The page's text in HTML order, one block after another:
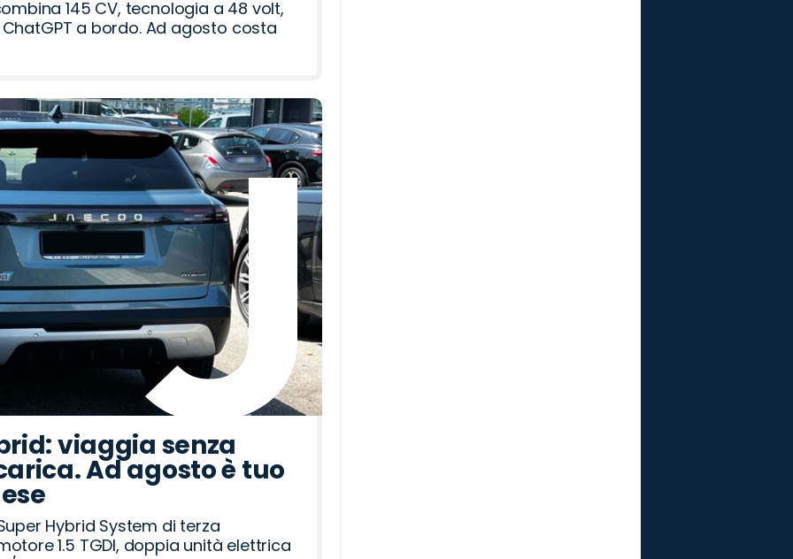
145 CV, tecnologia a 48 volt,
a bordo. Ad agosto costa
viaggia senza
Ad agosto è tuo
Hybrid System di terza
1.5 TGDI, doppia unità elettrica